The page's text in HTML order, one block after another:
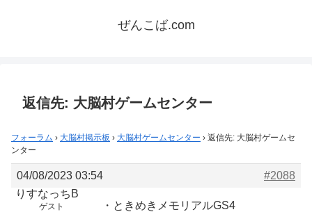
ぜんこば.com
返信先: 大脳村ゲームセンター
フォーラム › 大脳村掲示板 › 大脳村ゲームセンター › 返信先: 大脳村ゲームセ
ンター
04/08/2023 03:54
#2088
りすなっちB
ゲスト
・ときめきメモリアルGS4